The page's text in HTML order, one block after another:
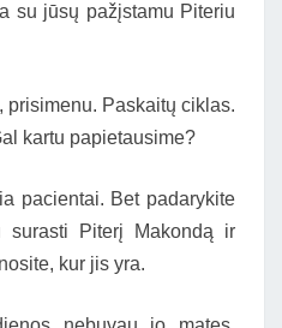
su jūsų pažįstamu Piteriu
prisimenu. Paskaitų ciklas.
kartu papietausime?
pacientai. Bet padarykite
surasti Piterį Makondą ir
kur jis yra.